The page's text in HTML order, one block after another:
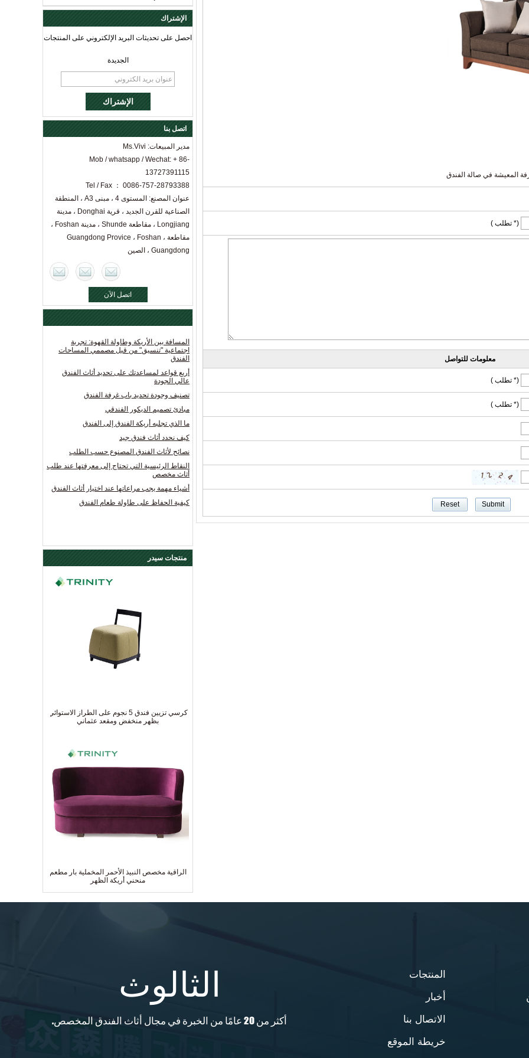
الإشتراك
احصل على تحديثات البريد الإلكتروني على المنتجات
الجديدة
اتصل بنا
مدير المبيعات: Ms.Vivi
Mob / whatsapp / Wechat: + 86-
13727391115
Tel / Fax ： 0086-757-28793388
عنوان المصنع: المستوى 4 ، مبنى A3 ، المنطقة
الصناعية للقرن الجديد ، قرية Donghai ، مدينة
Longjiang ، مقاطعة Shunde ، مدينة Foshan ،
مقاطعة Guangdong Provice ، Foshan ،
Guangdong ، الصين
اتصل الآن
المسافة بين الأريكة وطاولة القهوة: تجربة
اجتماعية "تنسيق" من قبل مصممي المساحات
الفندق
أربع قواعد لمساعدتك على تحديد أثاث الفندق
عالي الجودة
تصنيف وجودة تحديد باب غرفة الفندق
مبادئ تصميم الديكور الفندقي
ما الذي تجلبه أريكة الفندق إلى الفندق
كيف نحدد أثاث فندق جيد
نصائح لأثاث الفندق المصنوع حسب الطلب
النقاط الرئيسية التي تحتاج إلى معرفتها عند طلب
أثاث مخصص
أشياء مهمة يجب مراعاتها عند اختيار أثاث الفندق
كيفية الحفاظ على طاولة طعام الفندق
منتجات سيدر
كرسي تزيين فندق 5 نجوم على الطراز الاستوائي
بظهر منخفض ومقعد عثماني
الراقية مخصص النبيذ الأحمر المخملية بار مطعم
منحني أريكة الظهر
(* تطلب )
معلومات للتواصل
(* تطلب )
(* تطلب )
الثالوث
أكثر من 20 عامًا من الخبرة في مجال أثاث الفندق المخصص.
المنتجات
أخبار
الاتصال بنا
خريطة الموقع